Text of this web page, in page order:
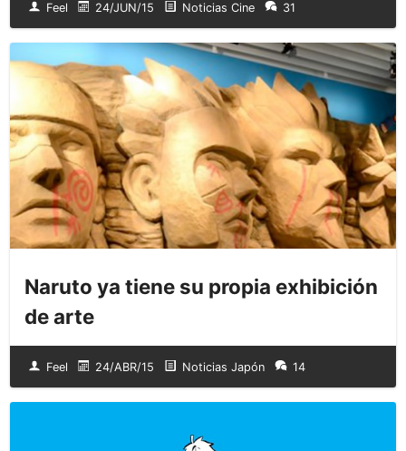
Feel 24/JUN/15 Noticias Cine 31
Naruto ya tiene su propia exhibición
de arte
Feel 24/ABR/15 Noticias Japón 14